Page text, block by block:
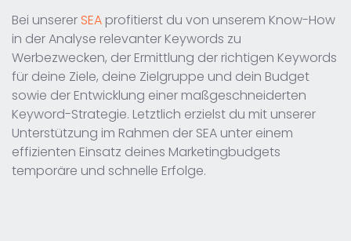
Bei unserer SEA profitierst du von unserem Know-How
in der Analyse relevanter Keywords zu
Werbezwecken, der Ermittlung der richtigen Keywords
für deine Ziele, deine Zielgruppe und dein Budget
sowie der Entwicklung einer maßgeschneiderten
Keyword-Strategie. Letztlich erzielst du mit unserer
Unterstützung im Rahmen der SEA unter einem
effizienten Einsatz deines Marketingbudgets
temporäre und schnelle Erfolge.